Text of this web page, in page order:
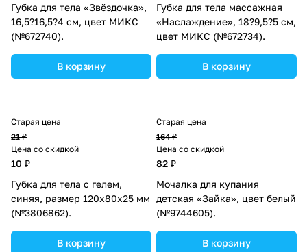
Губка для тела «Звёздочка»,
16,5?16,5?4 см, цвет МИКС
(№672740).
В корзину
Губка для тела массажная
«Наслаждение», 18?9,5?5 см,
цвет МИКС (№672734).
В корзину
Старая цена
21 ₽
Цена со скидкой
10 ₽
Губка для тела с гелем,
синяя, размер 120х80х25 мм
(№3806862).
В корзину
Старая цена
164 ₽
Цена со скидкой
82 ₽
Мочалка для купания
детская «Зайка», цвет белый
(№9744605).
В корзину